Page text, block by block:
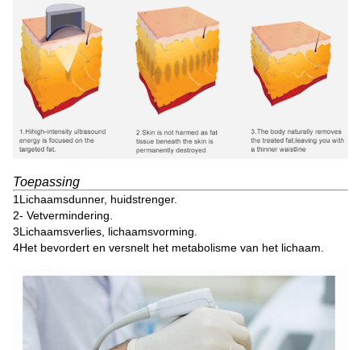
Toepassing
1Lichaamsdunner, huidstrenger.
2- Vetvermindering.
3Lichaamsverlies, lichaamsvorming.
4Het bevordert en versnelt het metabolisme van het lichaam.